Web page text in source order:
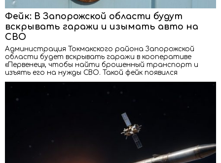
Фейк: В Запорожской области будут
вскрывать гаражи и изымать авто на
СВО
Администрация Токмакского района Запорожской
области будет вскрывать гаражи в кооперативе
«Первенец», чтобы найти брошенный транспорт и
изъять его на нужды СВО. Такой фейк появился